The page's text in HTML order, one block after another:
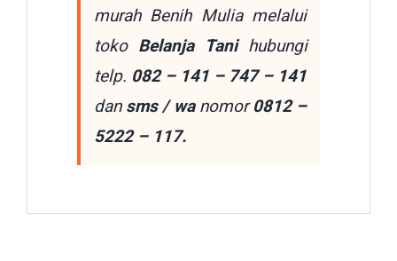
murah Benih Mulia melalui
toko Belanja Tanihubungi
telp. 082 – 141 – 747 – 141
dansms / wanomor0812 –
5222 – 117.